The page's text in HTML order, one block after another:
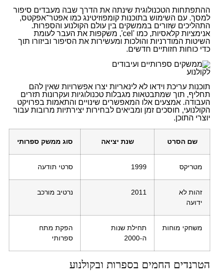
ההתפתחות הטכנולוגית שינתה את הדרך שבה מעבדים סיפור
למסך. עם השימוש בתוכנות קומפוזיטינג כמו אפטר־אפקטס,
התהליכים שזורים בממשקים בין עולם הקולנוע והספרות.
אנימציות קלאסיות, כמו 'cel', משקפות את העבר לעומת
השיטות המודרניות והולכות ומעשירות את הסיפור וביזורו תוך
כדי כוחות חזותיים חדשים.
תוכנות עריכת וידאו לא לינאריות יצרו אפשרויות שאין להם
תחליף, תוך שמתבטאות מגבלות טכנולוגיות ועקרונות תזרים
העבודה. אמצעים אלו המאפשרים שינויים והתאמות בפרויקט
הקולנועי, חוסכים זמן ומביאים לבחירות יצירתיות מרובות עבור
יוצרי התוכן.
שם הסרט שנת יציאה סוג ממשק ספרותי
מטריקס 1999 סרטי תודעה
זהות לא
ידועה
2011 נרטיב מורכב
משחקי מוחות
תחילת שנות
ה-2000
הפקת מתח
ספרותי
הטרנדים החמים בספרות ובקולנוע